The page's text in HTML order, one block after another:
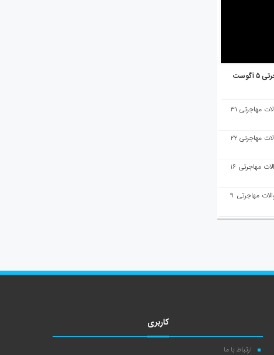
هفته‌نامه مهاجرت/پاسخ به سوالات مهاجرتی ۳۱
هفته‌نامه مهاجرت/پاسخ به سوالات مهاجرتی ۲۲
هفته‌نامه مهاجرت/پاسخ به سوالات مهاجرتی ۱۶
هفته‌نامه مهاجرت/پاسخ به سوالات مهاجرتی ۹
کاربری
ارتباط با ما